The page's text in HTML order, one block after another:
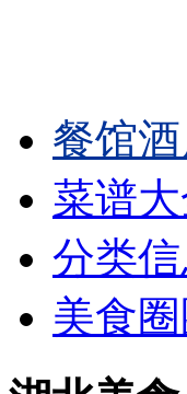
餐馆
菜谱
分类
美食圈